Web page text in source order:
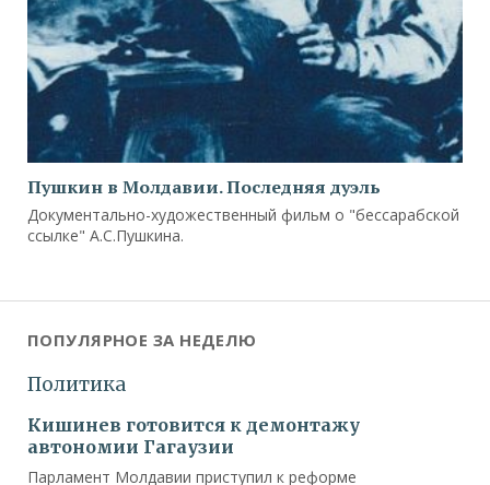
Пушкин в Молдавии. Последняя дуэль
Документально-художественный фильм о "бессарабской
ссылке" А.С.Пушкина.
ПОПУЛЯРНОЕ ЗА НЕДЕЛЮ